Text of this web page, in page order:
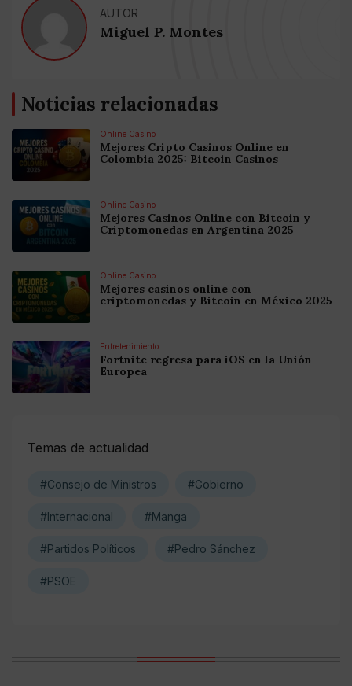
AUTOR
Miguel P. Montes
Noticias relacionadas
Online Casino
Mejores Cripto Casinos Online en
Colombia 2025: Bitcoin Casinos
Online Casino
Mejores Casinos Online con Bitcoin y
Criptomonedas en Argentina 2025
Online Casino
Mejores casinos online con
criptomonedas y Bitcoin en México 2025
Entretenimiento
Fortnite regresa para iOS en la Unión
Europea
Temas de actualidad
#Consejo de Ministros #Gobierno
#Internacional #Manga
#Partidos Políticos #Pedro Sánchez
#PSOE